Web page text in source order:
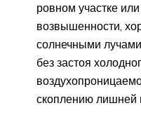
ровном участке
возвышенности,
солнечными
без застоя
скоплению лишней